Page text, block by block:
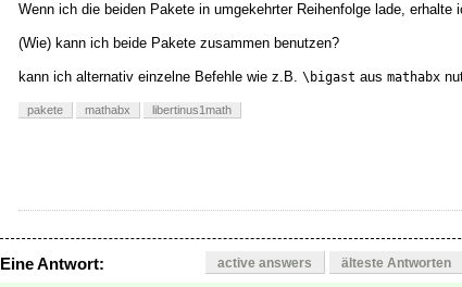
Wenn ich die beiden Pakete in umgekehrter Reihenfolge lade, erhalte
(Wie) kann ich beide Pakete zusammen benutzen?
kann ich alternativ einzelne Befehle wie z.B. \bigast aus mathabx
pakete mathabx libertinus1math
Eine Antwort: active answers älteste Antworten